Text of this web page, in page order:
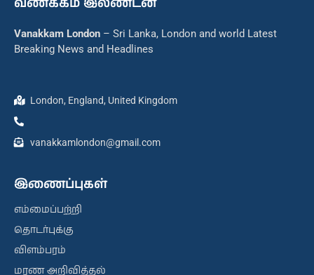
Vanakkam London – Sri Lanka, London and world Latest
Breaking News and Headlines
London, England, United Kingdom
vanakkamlondon@gmail.com
இணைப்புகள்
எம்மைப்பற்றி
தொடர்புக்கு
விளம்பரம்
மரண அறிவித்தல்